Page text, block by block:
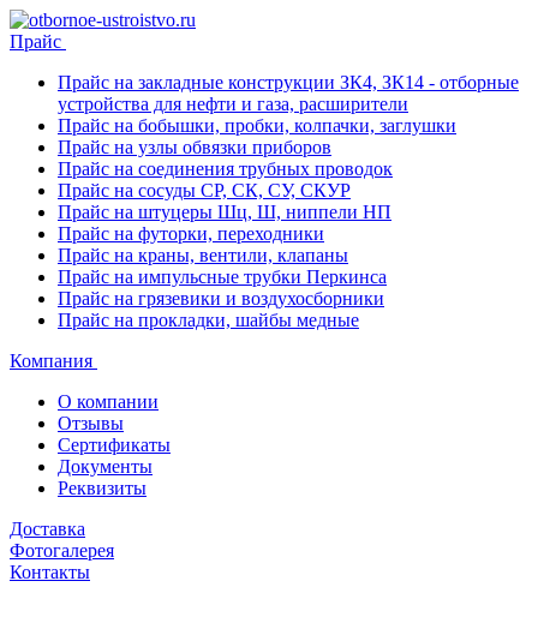
Прайс
Прайс на закладные конструкции ЗК4, ЗК14 - отборные
устройства для нефти и газа, расширители
Прайс на бобышки, пробки, колпачки, заглушки
Прайс на узлы обвязки приборов
Прайс на соединения трубных проводок
Прайс на сосуды СР, СК, СУ, СКУР
Прайс на штуцеры Шц, Ш, ниппели НП
Прайс на футорки, переходники
Прайс на краны, вентили, клапаны
Прайс на импульсные трубки Перкинса
Прайс на грязевики и воздухосборники
Прайс на прокладки, шайбы медные
Компания
О компании
Отзывы
Сертификаты
Документы
Реквизиты
Доставка
Фотогалерея
Контакты